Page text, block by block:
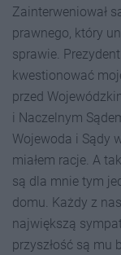
Zainterweniował
prawnego, który
sprawie.
kwestionować
przed
i Naczelnym
Wojewoda i Sądy
miałem racje. A
są dla mnie tym
domu. Każdy z
największą
przyszłość są mu